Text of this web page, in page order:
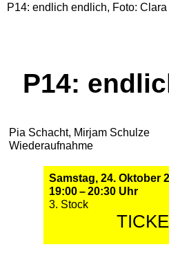
P14: endlich endlich, Foto:
P14:
Pia Schacht, Mirjam Schulze
Wiederaufnahme
Samstag, 24. Oktober
19:00 – 20:30 Uhr
3. Stock